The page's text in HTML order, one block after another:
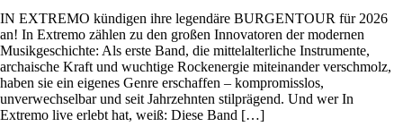
IN EXTREMO kündigen ihre legendäre BURGENTOUR für 2026
an! In Extremo zählen zu den großen Innovatoren der modernen
Musikgeschichte: Als erste Band, die mittelalterliche Instrumente,
archaische Kraft und wuchtige Rockenergie miteinander verschmolz,
haben sie ein eigenes Genre erschaffen – kompromisslos,
unverwechselbar und seit Jahrzehnten stilprägend. Und wer In
Extremo live erlebt hat, weiß: Diese Band […]